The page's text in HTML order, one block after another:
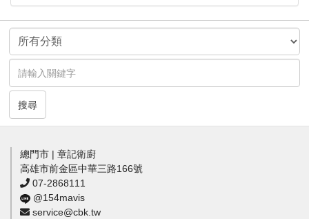
搜尋
總門市 | 章記衛廚
高雄市前金區中華三路166號
07-2868111
@154mavis
service@cbk.tw